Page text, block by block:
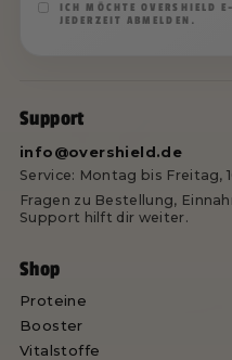
ICH MÖCHTE OVERSHIELD
JEDERZEIT ABMELDEN.
Support
info@overshield.de
Service: Montag bis Freitag,
Fragen zu Bestellung,
Support hilft dir weiter.
Shop
Proteine
Booster
Vitalstoffe